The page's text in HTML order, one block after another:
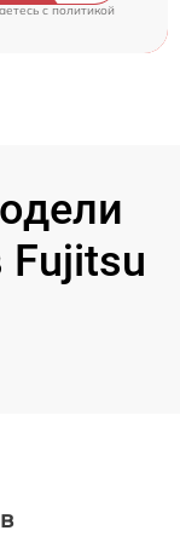
cполитикой